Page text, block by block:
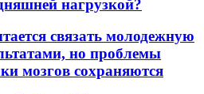
нагрузкой?
связать молодежную
но проблемы
мозгов сохраняются